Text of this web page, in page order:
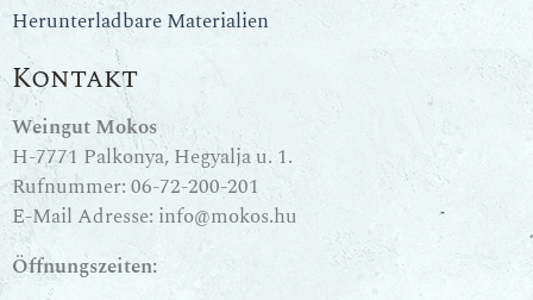
Herunterladbare Materialien
Kontakt
Weingut Mokos
H-7771 Palkonya, Hegyalja u. 1.
Rufnummer:06-72-200-201
E-Mail Adresse: info@mokos.hu
Öffnungszeiten: